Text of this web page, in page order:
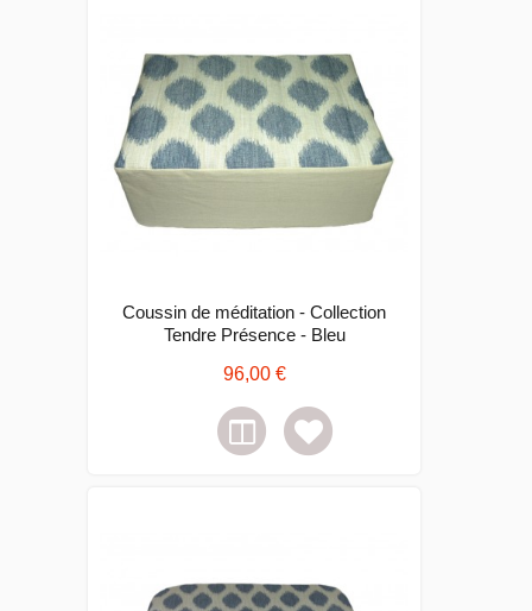
Coussin de méditation - Collection
Tendre Présence - Bleu
96,00 €